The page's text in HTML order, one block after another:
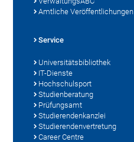
Amtliche Veröffentlichungen
Service
Universitätsbibliothek
IT-Dienste
Hochschulsport
Studienberatung
Prüfungsamt
Studierendenkanzlei
Studierendenvertretung
Career Centre